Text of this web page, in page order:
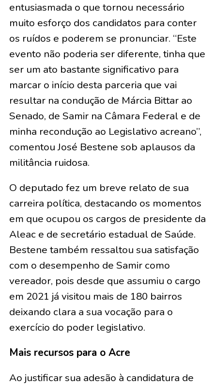
entusiasmada o que tornou necessário
muito esforço dos candidatos para conter
os ruídos e poderem se pronunciar. “Este
evento não poderia ser diferente, tinha que
ser um ato bastante significativo para
marcar o início desta parceria que vai
resultar na condução de Márcia Bittar ao
Senado, de Samir na Câmara Federal e de
minha recondução ao Legislativo acreano”,
comentou José Bestene sob aplausos da
militância ruidosa.
O deputado fez um breve relato de sua
carreira política, destacando os momentos
em que ocupou os cargos de presidente da
Aleac e de secretário estadual de Saúde.
Bestene também ressaltou sua satisfação
com o desempenho de Samir como
vereador, pois desde que assumiu o cargo
em 2021 já visitou mais de 180 bairros
deixando clara a sua vocação para o
exercício do poder legislativo.
Mais recursos para o Acre
Ao justificar sua adesão à candidatura de